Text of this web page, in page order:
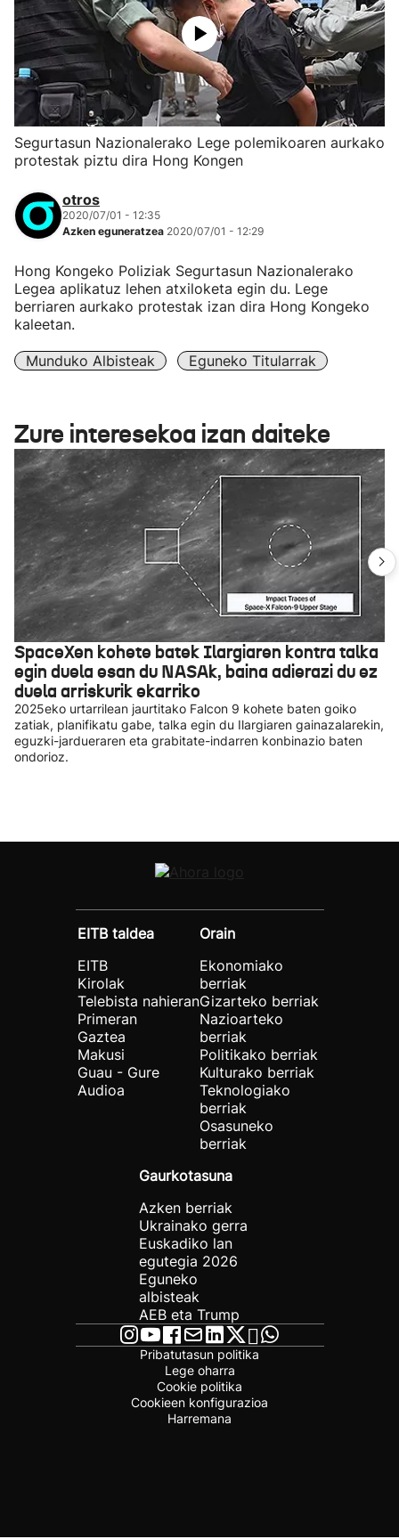
Segurtasun Nazionalerako Lege polemikoaren aurkako
protestak piztu dira Hong Kongen
otros
2020/07/01 - 12:35
Azken eguneratzea 2020/07/01 - 12:29
Hong Kongeko Poliziak Segurtasun Nazionalerako
Legea aplikatuz lehen atxiloketa egin du. Lege
berriaren aurkako protestak izan dira Hong Kongeko
kaleetan.
Munduko Albisteak Eguneko Titularrak
Zure interesekoa izan daiteke
SpaceXen kohete batek Ilargiaren kontra talka
egin duela esan du NASAk, baina adierazi du ez
duela arriskurik ekarriko
2025eko urtarrilean jaurtitako Falcon 9 kohete baten goiko
zatiak, planifikatu gabe, talka egin du Ilargiaren gainazalarekin,
eguzki-jardueraren eta grabitate-indarren konbinazio baten
ondorioz.
EITB taldea
EITB
Kirolak
Telebista nahieran
Primeran
Gaztea
Makusi
Guau - Gure
Audioa
Orain
Ekonomiako
berriak
Gizarteko berriak
Nazioarteko
berriak
Politikako berriak
Kulturako berriak
Teknologiako
berriak
Osasuneko
berriak
Gaurkotasuna
Azken berriak
Ukrainako gerra
Euskadiko lan
egutegia 2026
Eguneko
albisteak
AEB eta Trump
Pribatutasun politika
Lege oharra
Cookie politika
Cookieen konfigurazioa
Harremana